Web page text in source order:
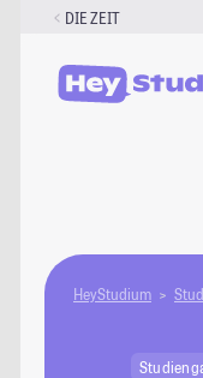
DIE ZEIT
HeyStudium